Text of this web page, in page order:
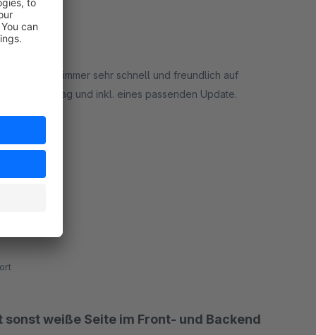
Entwickler immer sehr schnell und freundlich auf
selben Tag und inkl. eines passenden Update.
weiße Seite im Front- und Backend